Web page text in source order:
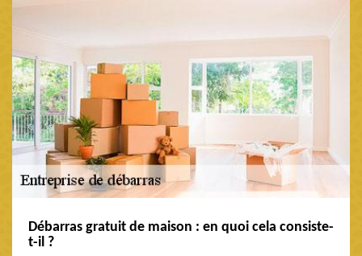
Débarras gratuit de maison : en quoi cela consiste-
t-il ?